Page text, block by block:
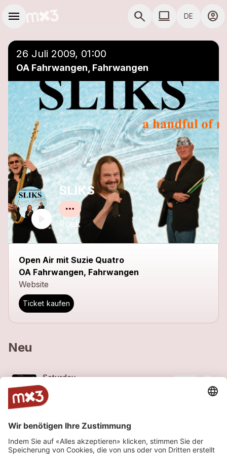
menu search COMPUTER
computer DE account_circle
26 Juli 2009, 01:00
OA Fahrwangen, Fahrwangen
SLIKS
Rock
Open Air mit Suzie Quatro
OA Fahrwangen, Fahrwangen
Website
Ticket kaufen
Neu
Saturday
SLIKS
2014
more_horiz
SLIKS
Jackpot
Einer Playlist hinzufügen close